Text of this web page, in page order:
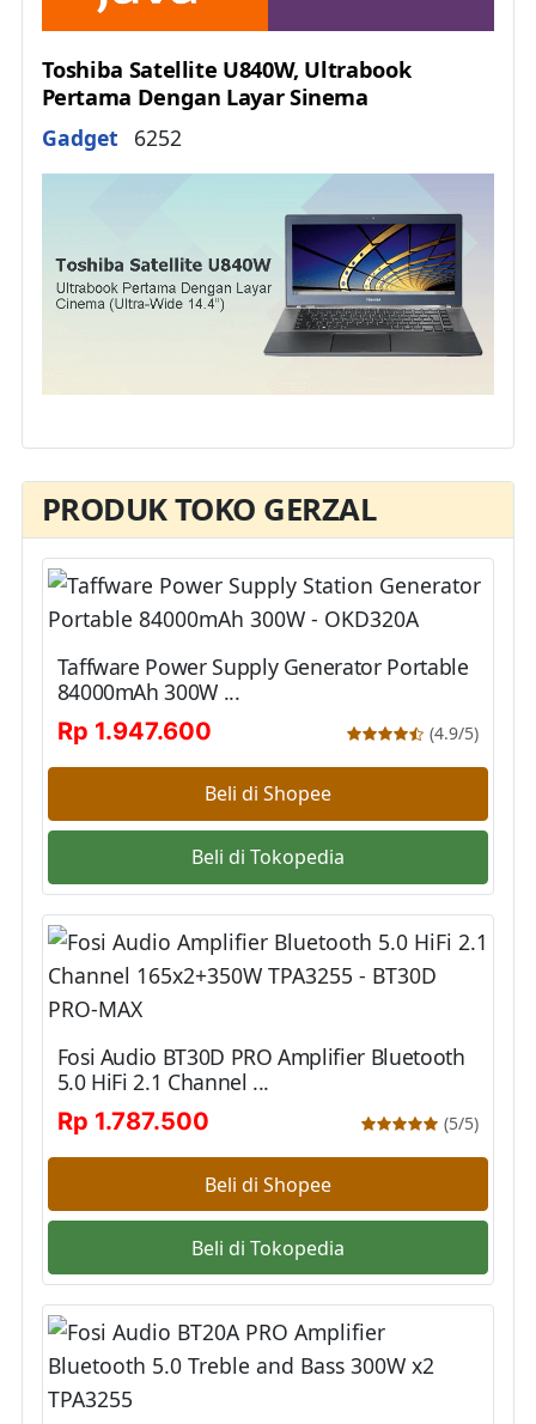
Toshiba Satellite U840W, Ultrabook
Pertama Dengan Layar Sinema
Details
Gadget 6252
PRODUK TOKO GERZAL
Taffware Power Supply Generator Portable
84000mAh 300W ...
Rp 1.947.600
(4.9/5)
Beli di Shopee
Beli di Tokopedia
Fosi Audio BT30D PRO Amplifier Bluetooth
5.0 HiFi 2.1 Channel ...
Rp 1.787.500
(5/5)
Beli di Shopee
Beli di Tokopedia